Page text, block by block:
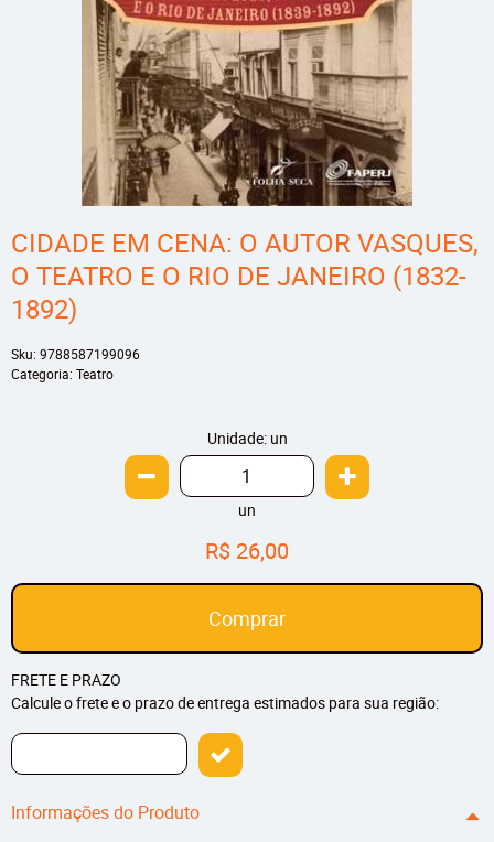
CIDADE EM CENA: O AUTOR VASQUES,
O TEATRO E O RIO DE JANEIRO (1832-
1892)
Sku: 9788587199096
Categoria: Teatro
Unidade: un
un
R$ 26,00
Comprar
FRETE E PRAZO
Calcule o frete e o prazo de entrega estimados para sua região:
Informações do Produto